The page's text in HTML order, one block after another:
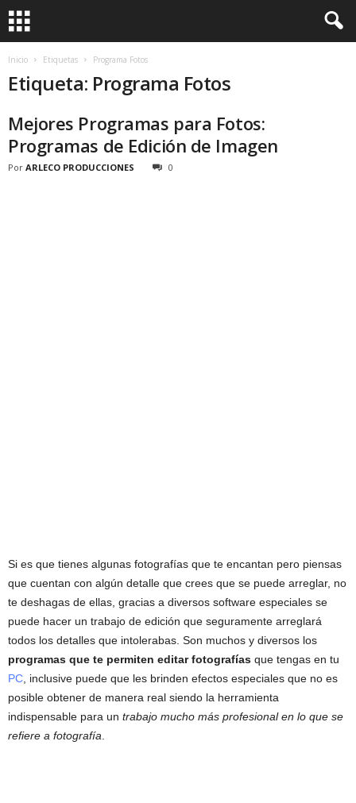
Inicio Etiquetas Programa Fotos
Etiqueta: Programa Fotos
Mejores Programas para Fotos:
Programas de Edición de Imagen
Por ARLECO PRODUCCIONES 0
Si es que tienes algunas fotografías que te encantan pero piensas
que cuentan con algún detalle que crees que se puede arreglar, no
te deshagas de ellas, gracias a diversos software especiales se
puede hacer un trabajo de edición que seguramente arreglará
todos los detalles que intolerabas. Son muchos y diversos los
programas que te permiten editar fotografías que tengas en tu
PC , inclusive puede que les brinden efectos especiales que no es
posible obtener de manera real siendo la herramienta
indispensable para un trabajo mucho más profesional en lo que se
refiere a fotografía